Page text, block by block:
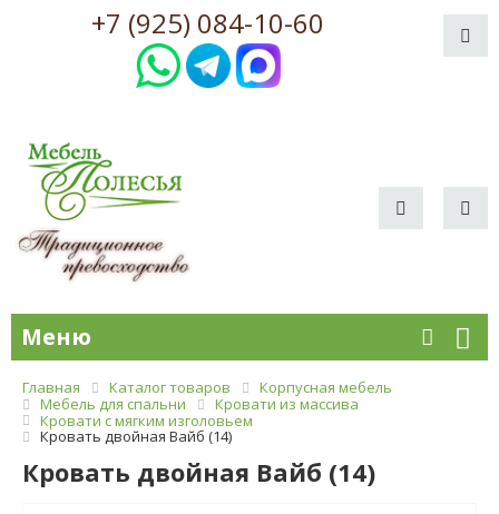
+7 (925) 084-10-60
Меню
Главная Каталог товаров
Корпусная мебель
Мебель для спальни
Кровати из массива
Кровати с мягким изголовьем
Кровать двойная Вайб (14)
Кровать двойная Вайб (14)